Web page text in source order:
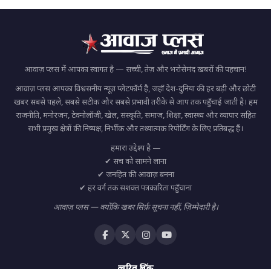
आवाज़ प्लस में आपका स्वागत है — सच्ची, तेज़ और भरोसेमंद ख़बरों की पहचान!
आवाज़ प्लस आपका विश्वसनीय न्यूज़ प्लेटफॉर्म है, जहाँ देश-दुनिया की हर बड़ी और छोटी
खबर सबसे पहले, सबसे सटीक और सबसे प्रभावी तरीके से आप तक पहुँचाई जाती है। हम
राजनीति, मनोरंजन, टेक्नोलॉजी, खेल, संस्कृति, समाज, शिक्षा, स्वास्थ्य और व्यापार सहित
सभी प्रमुख क्षेत्रों की निष्पक्ष, निर्भीक और तथ्यात्मक रिपोर्टिंग के लिए प्रतिबद्ध हैं।
हमारा उद्देश्य है —
✔ सच को सामने लाना
✔ जनहित की आवाज़ बनना
✔ हर वर्ग तक सशक्त पत्रकारिता पहुँचाना
आवाज़ प्लस — क्योंकि खबर सिर्फ़ सूचना नहीं, ज़िम्मेदारी है।